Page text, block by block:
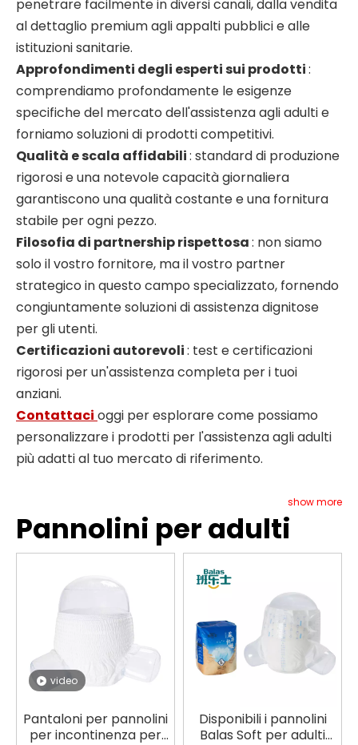
penetrare facilmente in diversi canali, dalla vendita
al dettaglio premium agli appalti pubblici e alle
istituzioni sanitarie.
Approfondimenti degli esperti sui prodotti:
comprendiamo profondamente le esigenze
specifiche del mercato dell'assistenza agli adulti e
forniamo soluzioni di prodotti competitivi.
Qualità e scala affidabili: standard di produzione
rigorosi e una notevole capacità giornaliera
garantiscono una qualità costante e una fornitura
stabile per ogni pezzo.
Filosofia di partnership rispettosa: non siamo
solo il vostro fornitore, ma il vostro partner
strategico in questo campo specializzato, fornendo
congiuntamente soluzioni di assistenza dignitose
per gli utenti.
Certificazioni autorevoli: test e certificazioni
rigorosi per un'assistenza completa per i tuoi
anziani.
Contattaci oggi per esplorare come possiamo
personalizzare i prodotti per l'assistenza agli adulti
più adatti al tuo mercato di riferimento.
show more
Pannolini per adulti
video
Pantaloni per pannolini
per incontinenza per
Disponibili i pannolini
Balas Soft per adulti